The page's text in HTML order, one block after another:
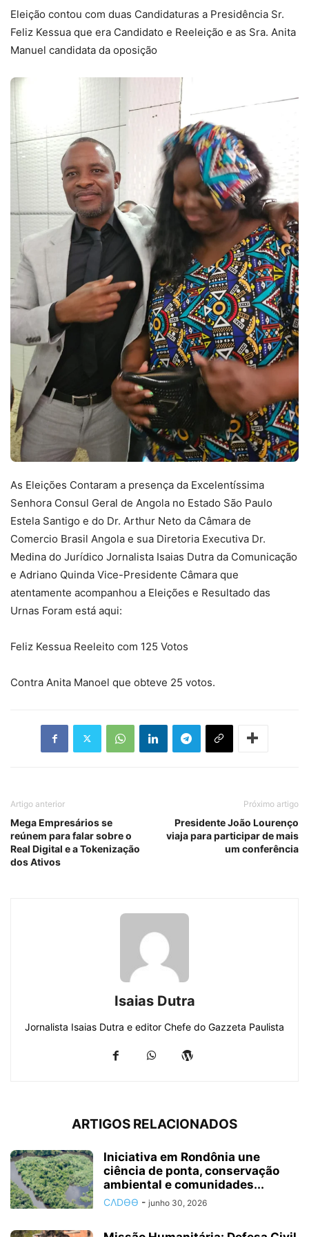
Eleição contou com duas Candidaturas a Presidência Sr.
Feliz Kessua que era Candidato e Reeleição e as Sra. Anita
Manuel candidata da oposição
As Eleições Contaram a presença da Excelentíssima
Senhora Consul Geral de Angola no Estado São Paulo
Estela Santigo e do Dr. Arthur Neto da Câmara de
Comercio Brasil Angola e sua Diretoria Executiva Dr.
Medina do Jurídico Jornalista Isaias Dutra da Comunicação
e Adriano Quinda Vice-Presidente Câmara que
atentamente acompanhou a Eleições e Resultado das
Urnas Foram está aqui:
Feliz Kessua Reeleito com 125 Votos
Contra Anita Manoel que obteve 25 votos.
Artigo anterior
Mega Empresários se
reúnem para falar sobre o
Real Digital e a Tokenização
dos Ativos
Próximo artigo
Presidente João Lourenço
viaja para participar de mais
um conferência
Isaias Dutra
Jornalista Isaias Dutra e editor Chefe do Gazzeta Paulista
ARTIGOS RELACIONADOS
Iniciativa em Rondônia une
ciência de ponta, conservação
ambiental e comunidades...
CΛDӨӨ - junho 30, 2026